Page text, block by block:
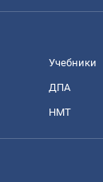
Учебники
ДПА
НМТ